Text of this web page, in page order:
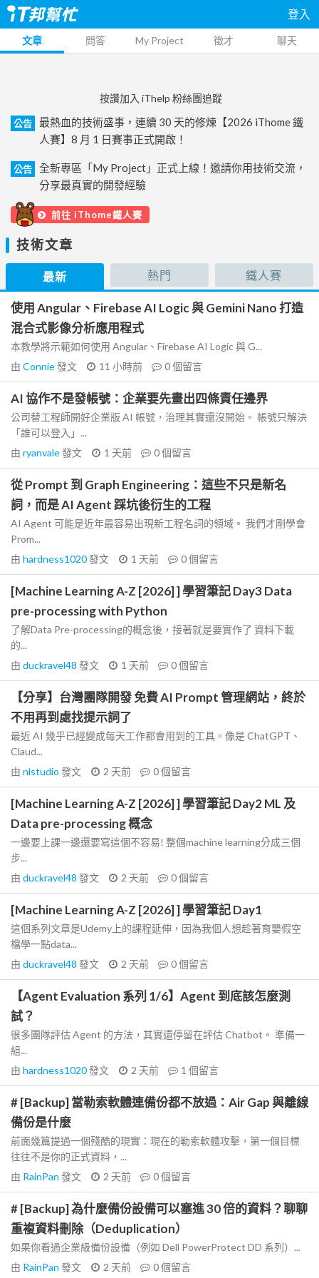
登入
文章 問答 My Project 徵才 聊天
按讚加入 iThelp 粉絲團追蹤
公告
最熱血的技術盛事，連續 30 天的修煉【2026 iThome 鐵
人賽】8 月 1 日賽事正式開啟！
公告
全新專區「My Project」正式上線！邀請你用技術交流，
分享最真實的開發經驗
前往 iThome鐵人賽
技術文章
最新 熱門 鐵人賽
使用 Angular、Firebase AI Logic 與 Gemini Nano 打造
混合式影像分析應用程式
本教學將示範如何使用 Angular、Firebase AI Logic 與 G...
由 Connie發文 11 小時前 0個留言
AI 協作不是發帳號：企業要先畫出四條責任邊界
公司替工程師開好企業版 AI 帳號，治理其實還沒開始。 帳號只解決
「誰可以登入」...
由 ryanvale發文 1 天前 0個留言
從 Prompt 到 Graph Engineering：這些不只是新名
詞，而是 AI Agent 踩坑後衍生的工程
AI Agent 可能是近年最容易出現新工程名詞的領域。 我們才剛學會
Prom...
由 hardness1020發文 1 天前 0個留言
[Machine Learning A-Z [2026] ] 學習筆記 Day3 Data
pre-processing with Python
了解Data Pre-processing的概念後，接著就是要實作了 資料下載
的...
由 duckravel48 發文 1 天前 0個留言
【分享】台灣團隊開發 免費 AI Prompt 管理網站，終於
不用再到處找提示詞了
最近 AI 幾乎已經變成每天工作都會用到的工具。像是 ChatGPT、
Claud...
由 nlstudio 發文 2 天前 0個留言
[Machine Learning A-Z [2026] ] 學習筆記 Day2 ML 及
Data pre-processing 概念
一邊要上課一邊還要寫這個不容易! 整個machine learning分成三個
步...
由 duckravel48 發文 2 天前 0個留言
[Machine Learning A-Z [2026] ] 學習筆記 Day1
這個系列文章是Udemy上的課程延伸，因為我個人想趁著育嬰假空
檔學一點data...
由 duckravel48 發文 2 天前 0個留言
【Agent Evaluation 系列 1/6】Agent 到底該怎麼測
試？
很多團隊評估 Agent 的方法，其實還停留在評估 Chatbot。 準備一
組...
由 hardness1020發文 2 天前 1 個留言
# [Backup] 當勒索軟體連備份都不放過：Air Gap 與離線
備份是什麼
前面幾篇提過一個殘酷的現實：現在的勒索軟體攻擊，第一個目標
往往不是你的正式資料，...
由 RainPan 發文 2 天前 0個留言
# [Backup] 為什麼備份設備可以塞進 30 倍的資料？聊聊
重複資料刪除（Deduplication）
如果你看過企業級備份設備（例如 Dell PowerProtect DD 系列）...
由 RainPan 發文 2 天前 0個留言